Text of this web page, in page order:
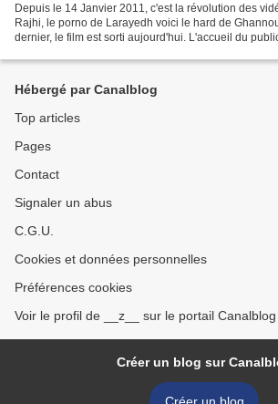
Depuis le 14 Janvier 2011, c'est la révolution des
Rajhi, le porno de Larayedh voici le hard de
dernier, le film est sorti aujourd'hui. L'accueil du
Hébergé par Canalblog
Top articles
Pages
Contact
Signaler un abus
C.G.U.
Cookies et données personnelles
Préférences cookies
Voir le profil de __z__ sur le portail Canalblog
Créer un blog sur